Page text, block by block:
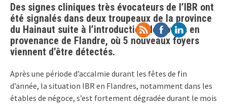
Des signes cliniques très évocateurs de l’IBR ont
été signalés dans deux troupeaux de la province
du Hainaut suite à l’introduction de bovins en
provenance de Flandre, où 5 nouveaux foyers
viennent d’être détectés.
Après une période d’accalmie durant les fêtes de fin
d’année, la situation IBR en Flandres, notamment dans les
étables de négoce, s’est fortement dégradée durant le mois